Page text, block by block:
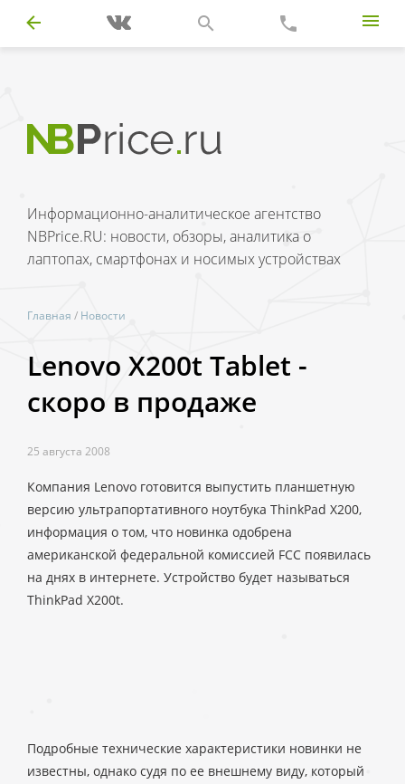
Информационно-аналитическое агентство
NBPrice.RU: новости, обзоры, аналитика о
лаптопах, смартфонах и носимых устройствах
Главная / Новости
Lenovo X200t Tablet -
скоро в продаже
25 августа 2008
Компания Lenovo готовится выпустить планшетную
версию ультрапортативного ноутбука ThinkPad X200,
информация о том, что новинка одобрена
американской федеральной комиссией FCC появилась
на днях в интернете. Устройство будет называться
ThinkPad X200t.
Подробные технические характеристики новинки не
известны, однако судя по ее внешнему виду, который